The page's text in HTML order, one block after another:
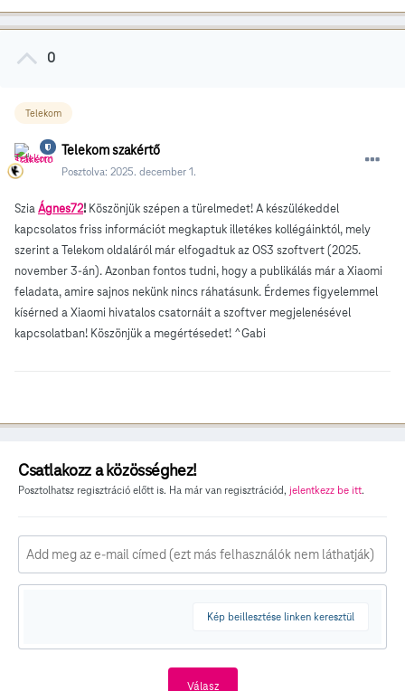
0
Telekom
Telekom szakértő
Posztolva: 2025. december 1.
SziaÁgnes72! Köszönjük szépen a türelmedet! A készülékeddel
kapcsolatos friss információt megkaptuk illetékes kollégáinktól, mely
szerint a Telekom oldaláról már elfogadtuk az OS3 szoftvert (2025.
november 3-án). Azonban fontos tudni, hogy a publikálás már a Xiaomi
feladata, amire sajnos nekünk nincs ráhatásunk. Érdemes figyelemmel
kísérned a Xiaomi hivatalos csatornáit a szoftver megjelenésével
kapcsolatban! Köszönjük a megértésedet! ^Gabi
Csatlakozz a közösséghez!
Posztolhatsz regisztráció előtt is. Ha már van regisztrációd, jelentkezz be itt.
Kép beillesztése linken keresztül
Válasz